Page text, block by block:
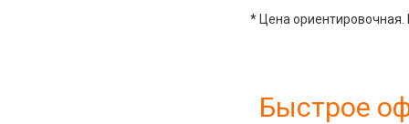
* Цена ориентировочная.
Быстрое